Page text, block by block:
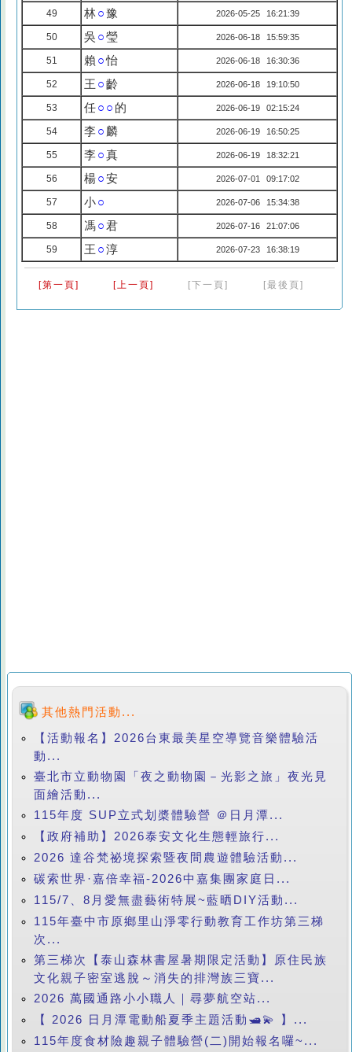
49 林○豫 2026-05-25 16:21:39
50 吳 ○瑩 2026-06-18 15:59:35
51 賴 ○怡 2026-06-18 16:30:36
52 王 ○齡 2026-06-18 19:10:50
53 任○○ 的 2026-06-19 02:15:24
54 李○ 麟 2026-06-19 16:50:25
55 李○真 2026-06-19 18:32:21
56 楊○安 2026-07-01 09:17:02
57 小○ 2026-07-06 15:34:38
58 馮○君 2026-07-16 21:07:06
59 王 ○淳 2026-07-23 16:38:19
[第一頁] [上一頁] [下一頁] [最後頁]
其他熱門活動...
【活動報名】2026台東最美星空導覽音樂體驗活
動...
臺北市立動物園「夜之動物園－光影之旅」夜光見
面繪活動...
115年度 SUP立式划槳體驗營 ＠日月潭...
【政府補助】2026泰安文化生態輕旅行...
2026 達谷梵祕境探索暨夜間農遊體驗活動...
碳索世界·嘉倍幸福-2026中嘉集團家庭日...
115/7、8月愛無盡藝術特展~藍晒DIY活動...
115年臺中市原鄉里山淨零行動教育工作坊第三梯
次...
第三梯次【泰山森林書屋暑期限定活動】原住民族
文化親子密室逃脫～消失的排灣族三寶...
2026 萬國通路小小職人｜尋夢航空站...
【 2026 日月潭電動船夏季主題活動🛥️💫 】...
115年度食材險趣親子體驗營(二)開始報名囉~...